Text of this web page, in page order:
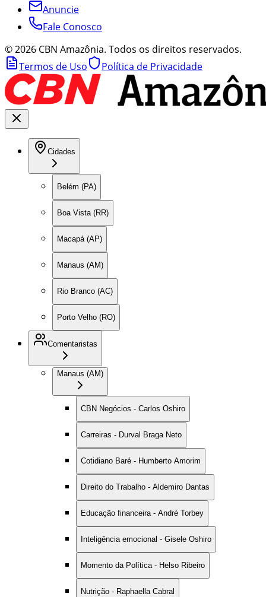
Anuncie
Fale Conosco
©2026 CBN Amazônia. Todos os direitos reservados.
Termos de Uso
Política de Privacidade
Cidades
Belém (PA)
Boa Vista (RR)
Macapá (AP)
Manaus (AM)
Rio Branco (AC)
Porto Velho (RO)
Comentaristas
Manaus (AM)
CBN Negócios - Carlos Oshiro
Carreiras - Durval Braga Neto
Cotidiano Baré - Humberto Amorim
Direito do Trabalho - Aldemiro Dantas
Educação financeira - André Torbey
Inteligência emocional - Gisele Oshiro
Momento da Política - Helso Ribeiro
Nutrição - Raphaella Cabral